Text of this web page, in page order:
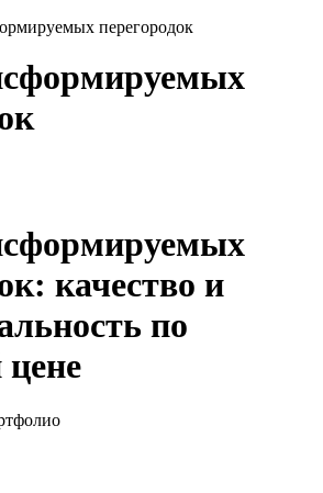
перегородок
качество и
по
цене